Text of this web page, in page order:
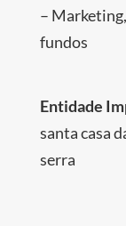
–
fundos
Entidade
santa casa
serra